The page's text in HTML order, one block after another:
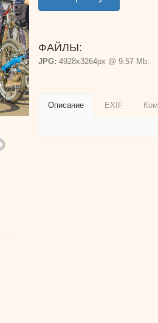
ФАЙЛЫ:
JPG: 4928x3264px @ 9.57 Mb.
Описание EXIF